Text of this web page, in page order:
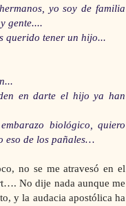
yo soy de familia
gente....
querido tener un hijo...
en darte el hijo ya han
biológico, quiero
eso de los pañales…
no se me atravesó en el
No dije nada aunque me
y la audacia apostólica ha